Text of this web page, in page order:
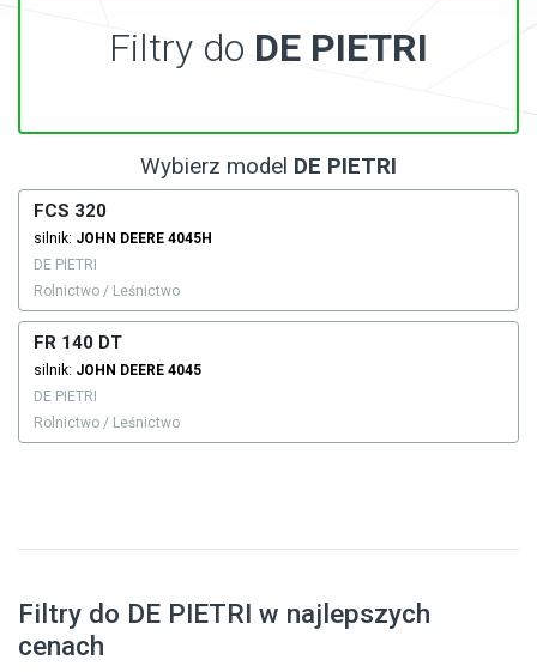
Filtry do DE PIETRI
Wybierz model DE PIETRI
FCS 320
silnik: JOHN DEERE 4045H
DE PIETRI
Rolnictwo / Leśnictwo
FR 140 DT
silnik: JOHN DEERE 4045
DE PIETRI
Rolnictwo / Leśnictwo
Filtry do DE PIETRI w najlepszych
cenach